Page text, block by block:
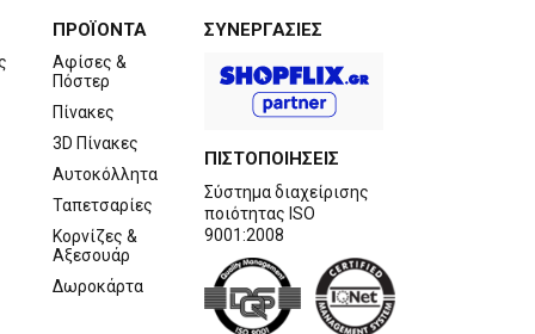
ΠΡΟΪΟΝΤΑ
Αφίσες &
Πόστερ
Πίνακες
3D Πίνακες
Αυτοκόλλητα
Ταπετσαρίες
Κορνίζες &
Αξεσουάρ
Δωροκάρτα
ΣΥΝΕΡΓΑΣΙΕΣ
ΠΙΣΤΟΠΟΙΗΣΕΙΣ
Σύστημα διαχείρισης
ποιότητας ISO
9001:2008